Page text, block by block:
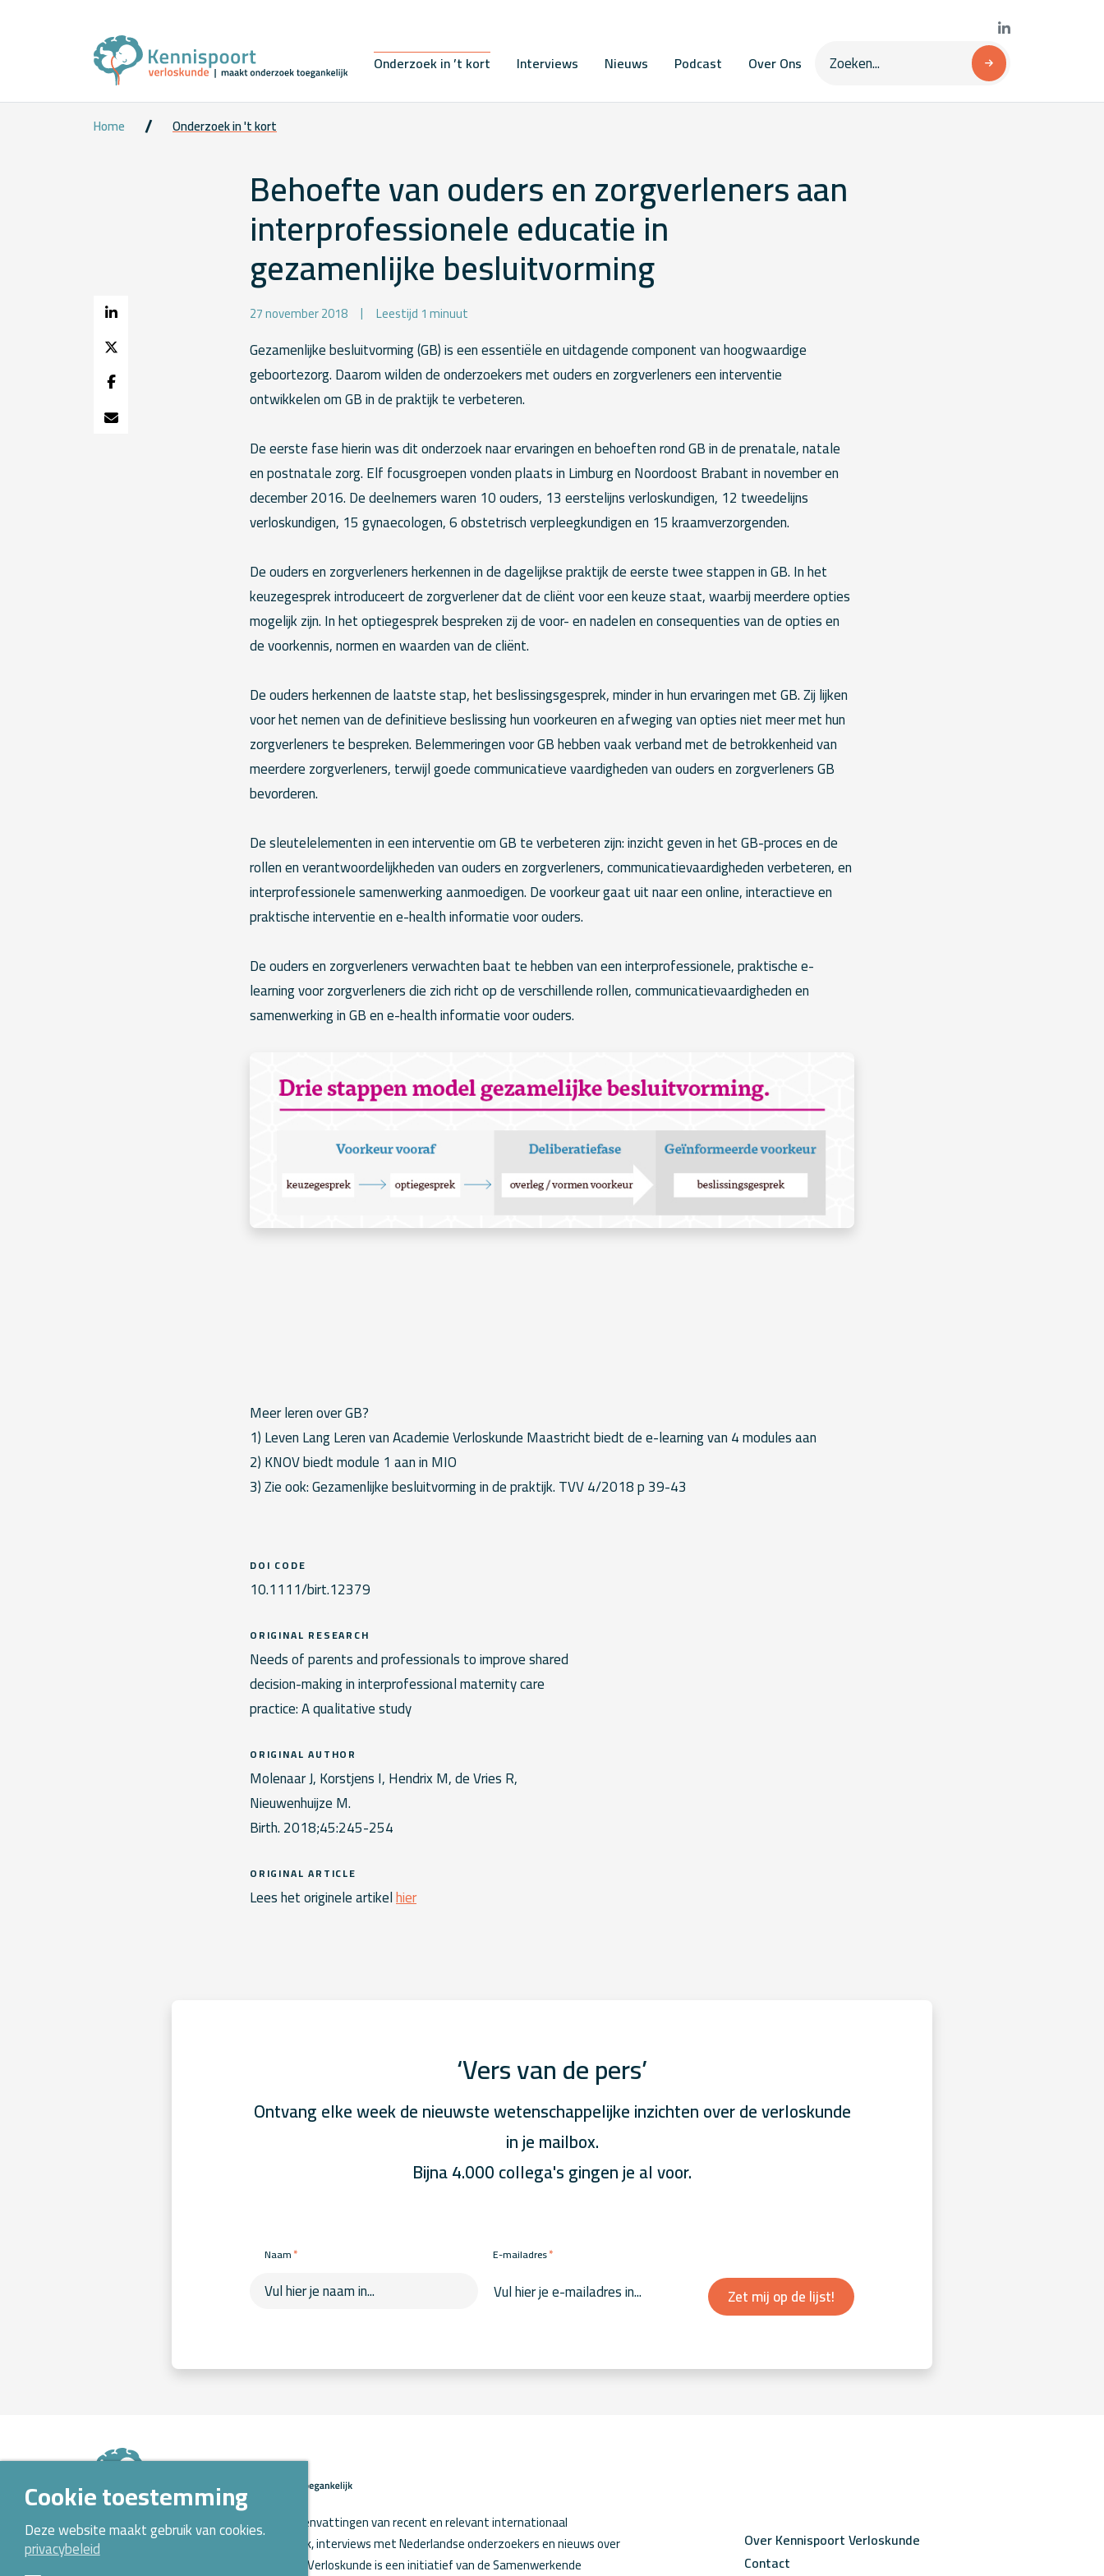
Onderzoek in ’t kort Interviews Nieuws Podcast Over Ons
Home Onderzoek in 't kort
Behoefte van ouders en zorgverleners aan
interprofessionele educatie in
gezamenlijke besluitvorming
27 november 2018 Leestijd 1 minuut
Gezamenlijke besluitvorming (GB) is een essentiële en uitdagende component van hoogwaardige
geboortezorg. Daarom wilden de onderzoekers met ouders en zorgverleners een interventie
ontwikkelen om GB in de praktijk te verbeteren.
De eerste fase hierin was dit onderzoek naar ervaringen en behoeften rond GB in de prenatale, natale
en postnatale zorg. Elf focusgroepen vonden plaats in Limburg en Noordoost Brabant in november en
december 2016. De deelnemers waren 10 ouders, 13 eerstelijns verloskundigen, 12 tweedelijns
verloskundigen, 15 gynaecologen, 6 obstetrisch verpleegkundigen en 15 kraamverzorgenden.
De ouders en zorgverleners herkennen in de dagelijkse praktijk de eerste twee stappen in GB. In het
keuzegesprek introduceert de zorgverlener dat de cliënt voor een keuze staat, waarbij meerdere opties
mogelijk zijn. In het optiegesprek bespreken zij de voor- en nadelen en consequenties van de opties en
de voorkennis, normen en waarden van de cliënt.
De ouders herkennen de laatste stap, het beslissingsgesprek, minder in hun ervaringen met GB. Zij lijken
voor het nemen van de definitieve beslissing hun voorkeuren en afweging van opties niet meer met hun
zorgverleners te bespreken. Belemmeringen voor GB hebben vaak verband met de betrokkenheid van
meerdere zorgverleners, terwijl goede communicatieve vaardigheden van ouders en zorgverleners GB
bevorderen.
De sleutelelementen in een interventie om GB te verbeteren zijn: inzicht geven in het GB-proces en de
rollen en verantwoordelijkheden van ouders en zorgverleners, communicatievaardigheden verbeteren, en
interprofessionele samenwerking aanmoedigen. De voorkeur gaat uit naar een online, interactieve en
praktische interventie en e-health informatie voor ouders.
De ouders en zorgverleners verwachten baat te hebben van een interprofessionele, praktische e-
learning voor zorgverleners die zich richt op de verschillende rollen, communicatievaardigheden en
samenwerking in GB en e-health informatie voor ouders.
Meer leren over GB?
1) Leven Lang Leren van Academie Verloskunde Maastricht biedt de e-learning van 4 modules aan
2) KNOV biedt module 1 aan in MIO
3) Zie ook: Gezamenlijke besluitvorming in de praktijk. TVV 4/2018 p 39-43
DOI CODE
10.1111/birt.12379
ORIGINAL RESEARCH
Needs of parents and professionals to improve shared
decision-making in interprofessional maternity care
practice: A qualitative study
ORIGINAL AUTHOR
Molenaar J, Korstjens I, Hendrix M, de Vries R,
Nieuwenhuijze M.
Birth. 2018;45:245-254
ORIGINAL ARTICLE
Lees het originele artikelhier
‘Vers van de pers’
Ontvang elke week de nieuwste wetenschappelijke inzichten over de verloskunde
in je mailbox.
Bijna 4.000 collega's gingen je al voor.
Naam* E-mailadres*
Zet mij op de lijst!
Op Kennispoort Verloskunde vind je samenvattingen van recent en relevant internationaal
verloskundig wetenschappelijk onderzoek, interviews met Nederlandse onderzoekers en nieuws over
o.a. aanstaande promoties. Kennispoort Verloskunde is een initiatief van de Samenwerkende
Over Kennispoort Verloskunde
Contact
Cookie toestemming
Deze website maakt gebruik van cookies.
privacybeleid